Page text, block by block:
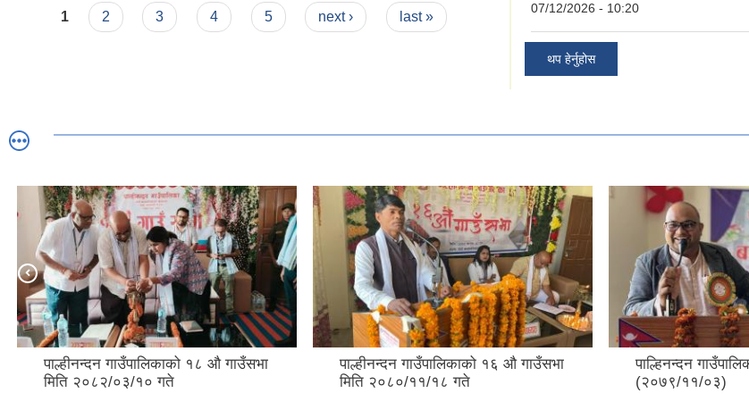
Pages
1 2 3 4 5 next › last »
07/12/2026 - 10:20
थप हेर्नुहोस
पाल्हीनन्दन गाउँपालिकाको १८ औ गाउँसभा
मिति २०८२/०३/१० गते
पाल्हीनन्दन गाउँपालिकाको १६ औ गाउँसभा
मिति २०८०/११/१८ गते
पाल्हिनन्दन
(२०७९/११/०३)